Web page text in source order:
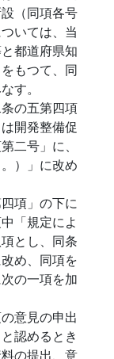
（同項各号
いては、当
都道府県知
もつて、同
す。
の五第四項
開発整備促
二号」に、
）」に改め
項」の下に
「規定によ
とし、同条
め、同項を
の一項を加
意見の申出
認めるとき
の提出、意